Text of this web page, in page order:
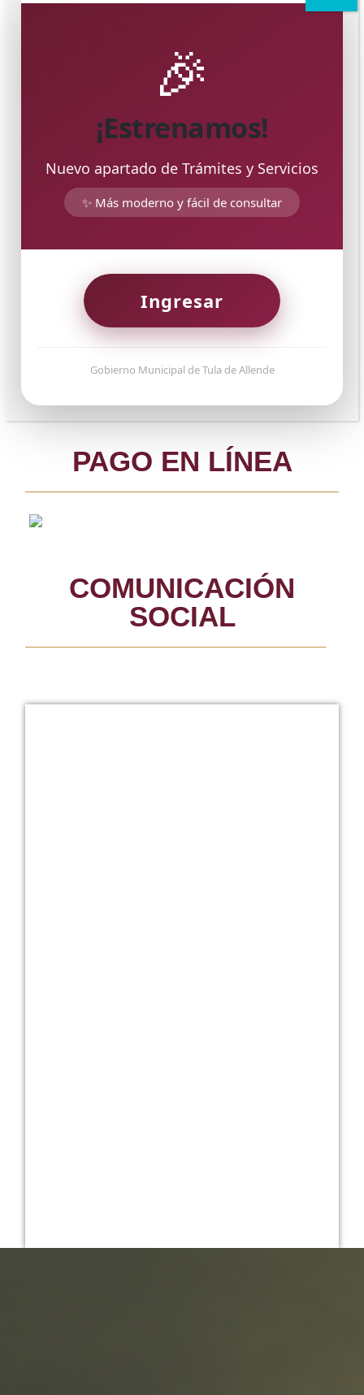
PAGO EN LÍNEA
COMUNICACIÓN
SOCIAL
🎉
¡Estrenamos!
Nuevo apartado de Trámites y Servicios
✨ Más moderno y fácil de consultar
Ingresar
Gobierno Municipal de Tula de Allende